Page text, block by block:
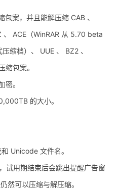
包案，并且能解压缩 CAB 、
、 ACE（WinRAR 从 5.70 beta
缩档）、 UUE 、 BZ2 、
缩包案。
密。
的大小。
Unicode 文件名。
试用期结束后会跳出提醒广告窗
然可以压缩与解压缩。